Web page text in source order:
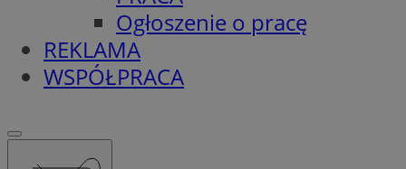
Ogłoszenie o pracę
REKLAMA
WSPÓŁPRACA